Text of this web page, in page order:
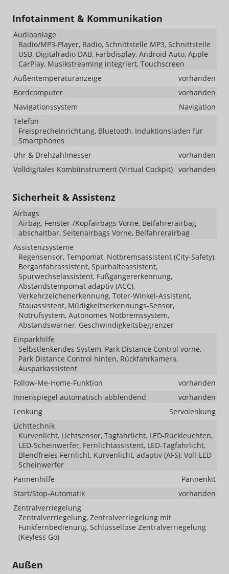
Infotainment & Kommunikation
Audioanlage
Radio/MP3-Player, Radio, Schnittstelle MP3, Schnittstelle
USB, Digitalradio DAB, Farbdisplay, Android Auto, Apple
CarPlay, Musikstreaming integriert, Touchscreen
Außentemperaturanzeige
vorhanden
Bordcomputer
vorhanden
Navigationssystem
Navigation
Telefon
Freisprecheinrichtung, Bluetooth, Induktionsladen für
Smartphones
Uhr & Drehzahlmesser
vorhanden
Volldigitales Kombiinstrument (Virtual Cockpit) vorhanden
Sicherheit & Assistenz
Airbags
Airbag, Fenster-/Kopfairbags Vorne, Beifahrerairbag
abschaltbar, Seitenairbags Vorne, Beifahrerairbag
Assistenzsysteme
Regensensor, Tempomat, Notbremsassistent (City-Safety),
Berganfahrassistent, Spurhalteassistent,
Spurwechselassistent, Fußgängererkennung,
Abstandstempomat adaptiv (ACC),
Verkehrzeichenerkennung, Toter-Winkel-Assistent,
Stauassistent, Müdigkeitserkennungs-Sensor,
Notrufsystem, Autonomes Notbremssystem,
Abstandswarner, Geschwindigkeitsbegrenzer
Einparkhilfe
Selbstlenkendes System, Park Distance Control vorne,
Park Distance Control hinten, Rückfahrkamera,
Ausparkassistent
Follow-Me-Home-Funktion
vorhanden
Innenspiegel automatisch abblendend
vorhanden
Lenkung
Servolenkung
Lichttechnik
Kurvenlicht, Lichtsensor, Tagfahrlicht, LED-Rückleuchten,
LED-Scheinwerfer, Fernlichtassistent, LED-Tagfahrlicht,
Blendfreies Fernlicht, Kurvenlicht, adaptiv (AFS), Voll-LED
Scheinwerfer
Pannenhilfe
Pannenkit
Start/Stop-Automatik
vorhanden
Zentralverriegelung
Zentralverriegelung, Zentralverriegelung mit
Funkfernbedienung, Schlüssellose Zentralverriegelung
(Keyless Go)
Außen